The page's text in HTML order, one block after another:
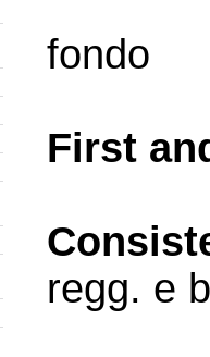
fondo
First
regg. e